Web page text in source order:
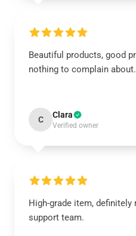
Beautiful products, good
nothing to complain about.
C Clara
Verified owner
High-grade item, definitely
support team.